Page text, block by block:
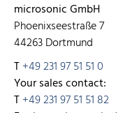
microsonic GmbH
Phoenixseestraße 7
44263 Dortmund
T+49 231 97 51 51 0
Your sales contact:
T+49 231 97 51 51 82